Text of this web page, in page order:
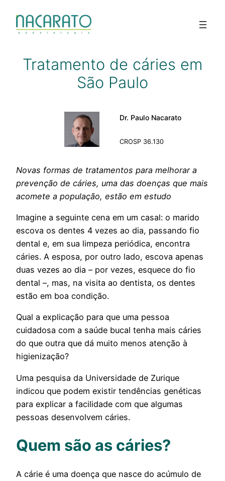
Tratamento de cáries em
São Paulo
Dr. Paulo Nacarato
CROSP 36.130
Novas formas de tratamentos para melhorar a
prevenção de cáries, uma das doenças que mais
acomete a população, estão em estudo
Imagine a seguinte cena em um casal: o marido
escova os dentes 4 vezes ao dia, passando fio
dental e, em sua limpeza periódica, encontra
cáries. A esposa, por outro lado, escova apenas
duas vezes ao dia – por vezes, esquece do fio
dental –, mas, na visita ao dentista, os dentes
estão em boa condição.
Qual a explicação para que uma pessoa
cuidadosa com a saúde bucal tenha mais cáries
do que outra que dá muito menos atenção à
higienização?
Uma pesquisa da Universidade de Zurique
indicou que podem existir tendências genéticas
para explicar a facilidade com que algumas
pessoas desenvolvem cáries.
Quem são as cáries?
A cárie é uma doença que nasce do acúmulo de